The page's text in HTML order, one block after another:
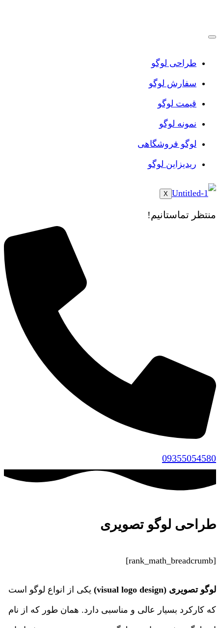
طراحی لوگو
سفارش لوگو
قیمت لوگو
نمونه لوگو
لوگو فروشگاهی
ریدیزاین لوگو
X
منتظر تماستانیم!
09355054580
طراحی لوگو تصویری
[rank_math_breadcrumb]
لوگو تصویری (visual logo design) یکی از انواع لوگو است
که کارکرد بسیار عالی و مناسبی دارد. همان طور که از نام